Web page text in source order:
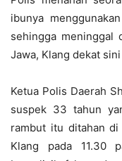
ibunya
sehingga meninggal
Jawa, Klang dekat sini
Ketua Polis Daerah
suspek 33 tahun
rambut itu ditahan di
Klang pada 11.30